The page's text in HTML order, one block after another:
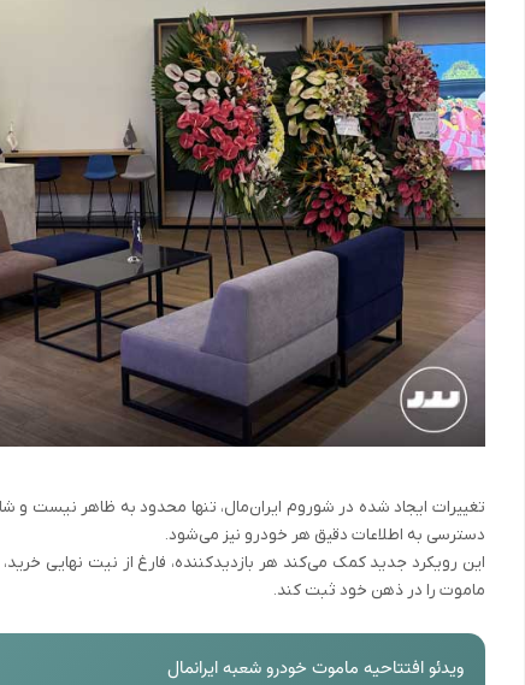
تغییرات ایجاد شده در شوروم ایران‌مال، تنها محدود به ظاهر نیست و
دسترسی به اطلاعات دقیق هر خودرو نیز می‌شود.
این رویکرد جدید کمک می‌کند هر بازدیدکننده، فارغ از نیت نهایی
ماموت را در ذهن خود ثبت کند.
ویدئو افتتاحیه ماموت خودرو شعبه ایرانمال